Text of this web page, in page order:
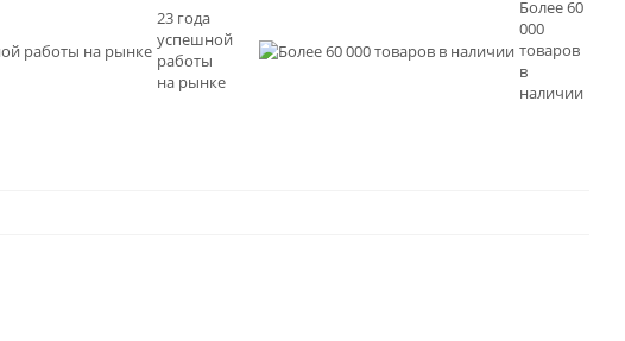
23 года
успешной
работы
на рынке
Более 60
000
товаров
в
наличии